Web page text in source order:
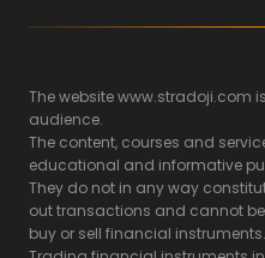
The website www.stradoji.com
audience.
The content, courses and
educational and informative
They do not in any way
out transactions and cannot
buy or sell financial instruments.